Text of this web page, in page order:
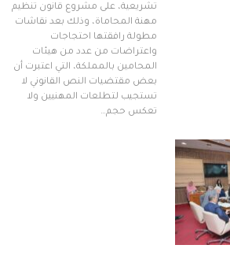
تشريعية، على مشروع قانون تنظيم
مهنة المحاماة، وذلك بعد نقاشات
مطولة رافقتها احتجاجات
واعتراضات من عدد من هيئات
المحامين بالمملكة، التي اعتبرت أن
بعض مقتضيات النص القانوني لا
تستجيب لتطلعات المهنيين ولا
تعكس حجم…